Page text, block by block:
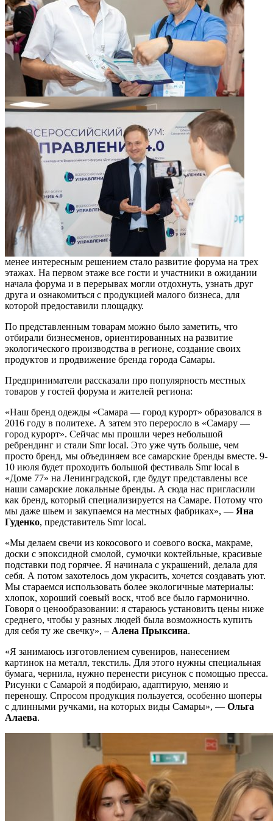
менее интересным решением стало развитие форума на трех
этажах. На первом этаже все гости и участники в ожидании
начала форума и в перерывах могли отдохнуть, узнать друг
друга и ознакомиться с продукцией малого бизнеса, для
которой предоставили площадку.
По представленным товарам можно было заметить, что
отбирали бизнесменов, ориентированных на развитие
экологического производства в регионе, создание своих
продуктов и продвижение бренда города Самары.
Предприниматели рассказали про популярность местных
товаров у гостей форума и жителей региона:
«Наш бренд одежды «Самара — город курорт» образовался в
2016 году в политехе. А затем это переросло в «Самару —
город курорт». Сейчас мы прошли через небольшой
ребрендинг и стали Smr local. Это уже чуть больше, чем
просто бренд, мы объединяем все самарские бренды вместе. 9-
10 июля будет проходить большой фестиваль Smr local в
«Доме 77» на Ленинградской, где будут представлены все
наши самарские локальные бренды. А сюда нас пригласили
как бренд, который специализируется на Самаре. Потому что
мы даже шьем и закупаемся на местных фабриках», — Яна
Гуденко, представитель Smr local.
«Мы делаем свечи из кокосового и соевого воска, макраме,
доски с эпоксидной смолой, сумочки коктейльные, красивые
подставки под горячее. Я начинала с украшений, делала для
себя. А потом захотелось дом украсить, хочется создавать уют.
Мы стараемся использовать более экологичные материалы:
хлопок, хороший соевый воск, чтоб все было гармонично.
Говоря о ценообразовании: я стараюсь установить цены ниже
среднего, чтобы у разных людей была возможность купить
для себя ту же свечку», – Алена Прыксина.
«Я занимаюсь изготовлением сувениров, нанесением
картинок на металл, текстиль. Для этого нужны специальная
бумага, чернила, нужно перенести рисунок с помощью пресса.
Рисунки с Самарой я подбираю, адаптирую, меняю и
переношу. Спросом продукция пользуется, особенно шоперы
с длинными ручками, на которых виды Самары», — Ольга
Алаева.